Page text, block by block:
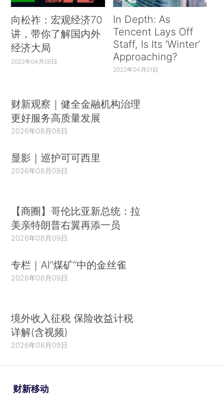
向松祚：宏观经济70
讲，带你了解国内外
经济大局
2022年04月06日
In Depth: As
Tencent Lays Off
Staff, Is Its ‘Winter’
Approaching?
2022年04月01日
财新观察｜健全金融机构治理
更好服务高质量发展
2026年08月08日
显影｜巡护可可西里
2026年08月09日
【商圈】哥伦比亚新总统：拉
美亲特朗普右翼再添一员
2026年08月09日
专栏｜AI“煤矿”中的金丝雀
2026年08月09日
境外收入征税 保险收益计税
详解(含视频)
2026年08月09日
财新移动